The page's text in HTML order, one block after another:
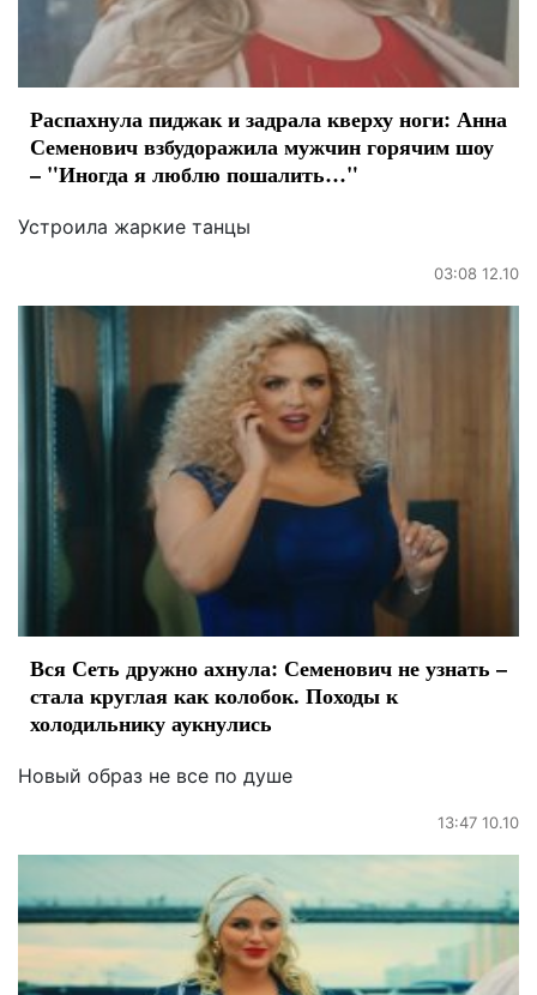
Распахнула пиджак и задрала кверху ноги: Анна
Семенович взбудоражила мужчин горячим шоу
– "Иногда я люблю пошалить…"
Устроила жаркие танцы
03:08 12.10
Вся Сеть дружно ахнула: Семенович не узнать –
стала круглая как колобок. Походы к
холодильнику аукнулись
Новый образ не все по душе
13:47 10.10